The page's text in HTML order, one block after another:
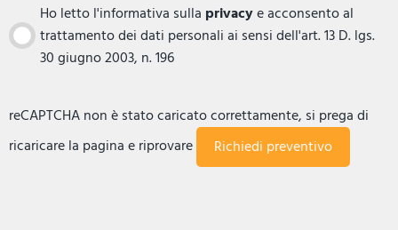
Ho letto l'informativa sulla privacye acconsento al
trattamento dei dati personali ai sensi dell'art. 13 D. lgs.
30 giugno 2003, n. 196
reCAPTCHA non è stato caricato correttamente, si prega di
ricaricare la pagina e riprovare